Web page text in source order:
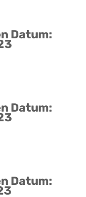
Datum:
Datum:
Datum: